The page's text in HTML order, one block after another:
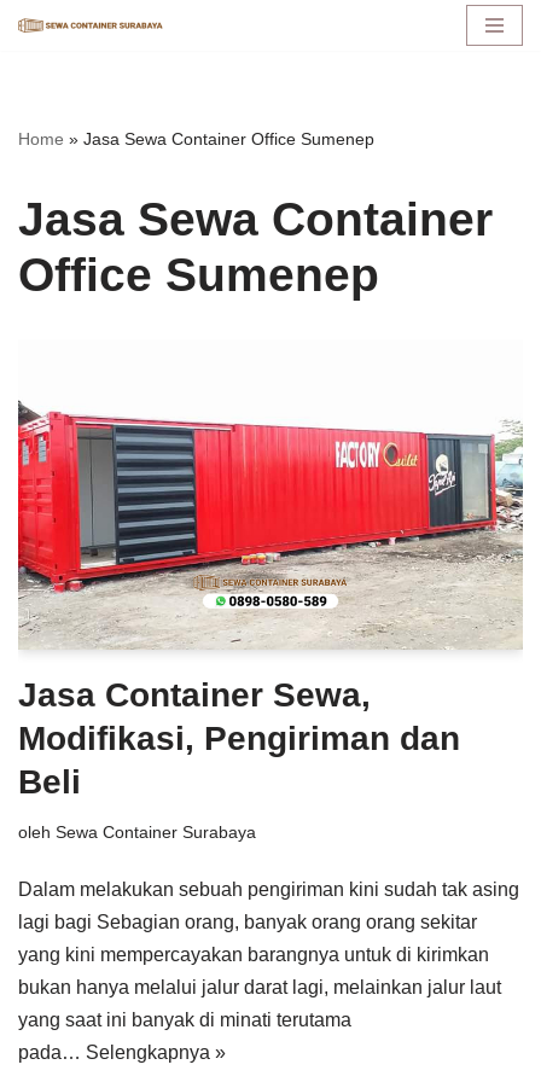
konten
Home » Jasa Sewa Container Office Sumenep
Jasa Sewa Container
Office Sumenep
Jasa Container Sewa,
Modifikasi, Pengiriman dan
Beli
oleh Sewa Container Surabaya
Dalam melakukan sebuah pengiriman kini sudah tak asing
lagi bagi Sebagian orang, banyak orang orang sekitar
yang kini mempercayakan barangnya untuk di kirimkan
bukan hanya melalui jalur darat lagi, melainkan jalur laut
yang saat ini banyak di minati terutama
pada… Selengkapnya »